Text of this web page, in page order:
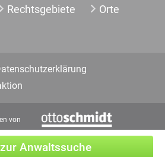
Anwaltssuche
Rechtsgebiete
Orte
von